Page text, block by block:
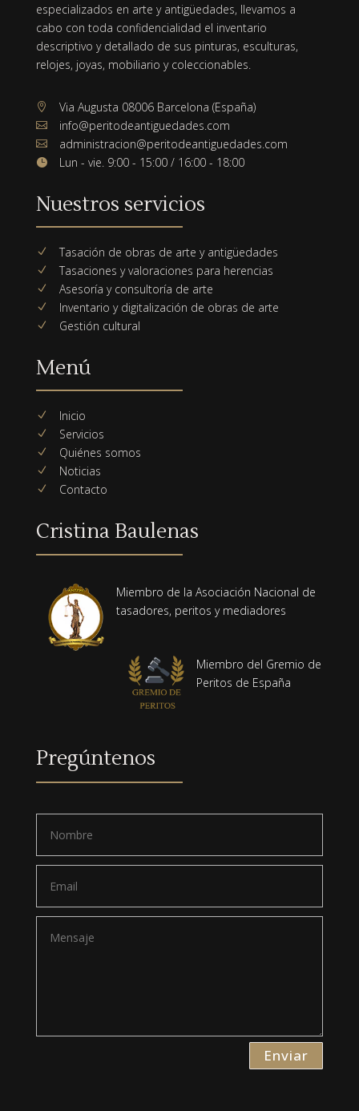
especializados en arte y antigüedades, llevamos a
cabo con toda confidencialidad el inventario
descriptivo y detallado de sus pinturas, esculturas,
relojes, joyas, mobiliario y coleccionables.
 Via Augusta 08006 Barcelona (España)
 info@peritodeantiguedades.com
 administracion@peritodeantiguedades.com
 Lun - vie. 9:00 - 15:00 / 16:00 - 18:00
Nuestros servicios
N Tasación de obras de arte y antigüedades
N Tasaciones y valoraciones para herencias
N Asesoría y consultoría de arte
N Inventario y digitalización de obras de arte
N Gestión cultural
Menú
N Inicio
N Servicios
N Quiénes somos
N Noticias
N Contacto
Cristina Baulenas
Miembro de la Asociación Nacional de
tasadores, peritos y mediadores
Miembro del Gremio de
Peritos de España
Pregúntenos
Enviar